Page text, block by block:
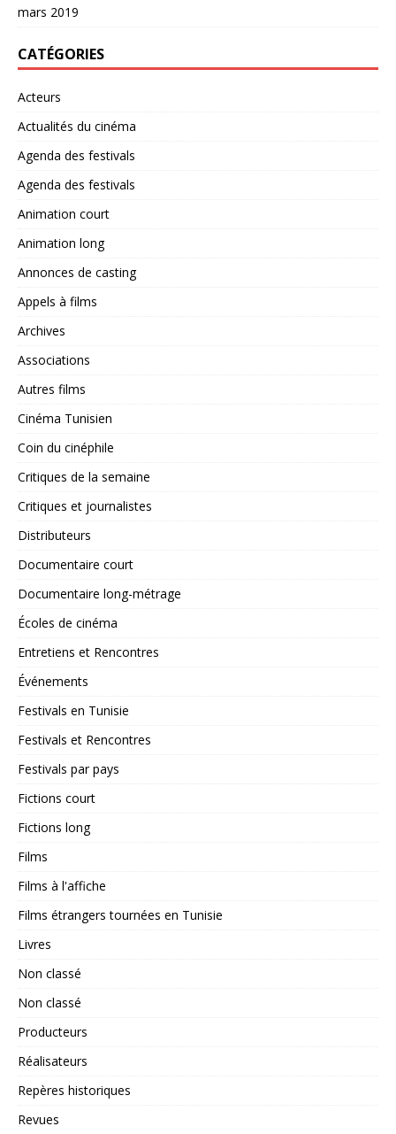
mars 2019
CATÉGORIES
Acteurs
Actualités du cinéma
Agenda des festivals
Agenda des festivals
Animation court
Animation long
Annonces de casting
Appels à films
Archives
Associations
Autres films
Cinéma Tunisien
Coin du cinéphile
Critiques de la semaine
Critiques et journalistes
Distributeurs
Documentaire court
Documentaire long-métrage
Écoles de cinéma
Entretiens et Rencontres
Événements
Festivals en Tunisie
Festivals et Rencontres
Festivals par pays
Fictions court
Fictions long
Films
Films à l'affiche
Films étrangers tournées en Tunisie
Livres
Non classé
Non classé
Producteurs
Réalisateurs
Repères historiques
Revues